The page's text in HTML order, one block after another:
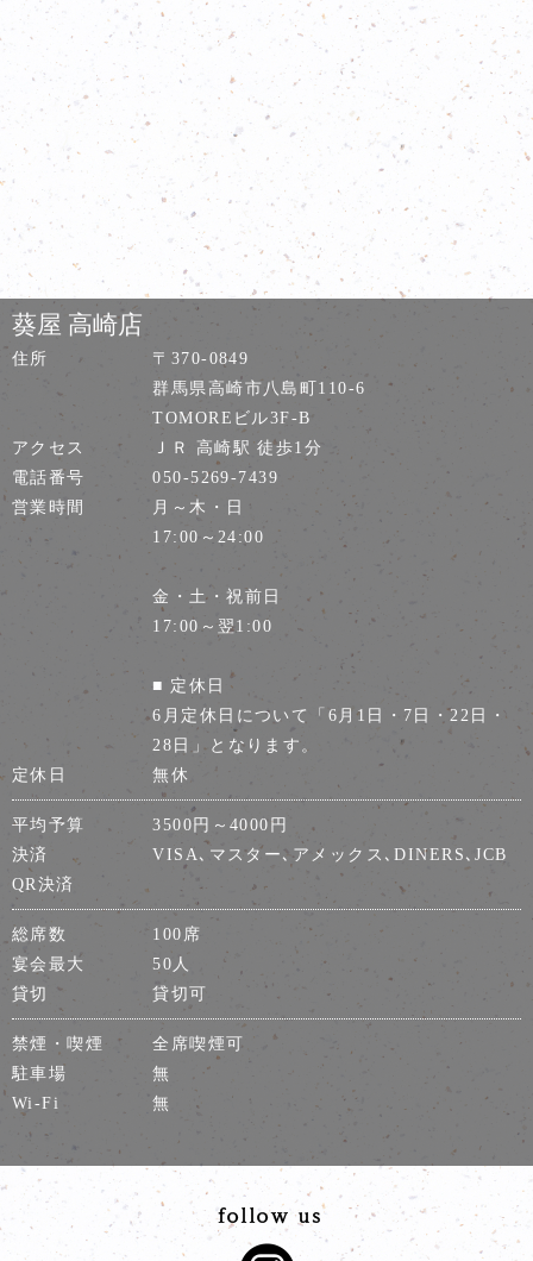
葵屋 高崎店
住所
〒370-0849
群馬県高崎市八島町110-6
TOMOREビル3F-B
アクセス
ＪＲ 高崎駅 徒歩1分
電話番号
050-5269-7439
営業時間
月～木・日
17:00～24:00
金・土・祝前日
17:00～翌1:00
■ 定休日
6月定休日について「6月1日・7日・22日・
28日」となります。
定休日
無休
平均予算
3500円～4000円
決済
VISA､マスター､アメックス､DINERS､JCB
QR決済
総席数
100席
宴会最大
50人
貸切
貸切可
禁煙・喫煙
全席喫煙可
駐車場
無
Wi-Fi
無